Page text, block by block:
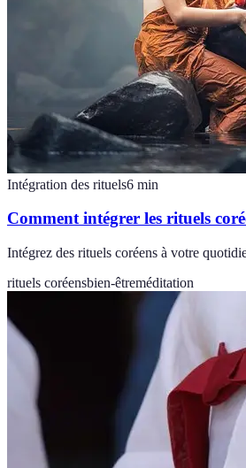
Intégration des rituels6 min
Comment intégrer les rituels
Intégrez des rituels coréens à votre
rituels coréensbien-êtreméditation